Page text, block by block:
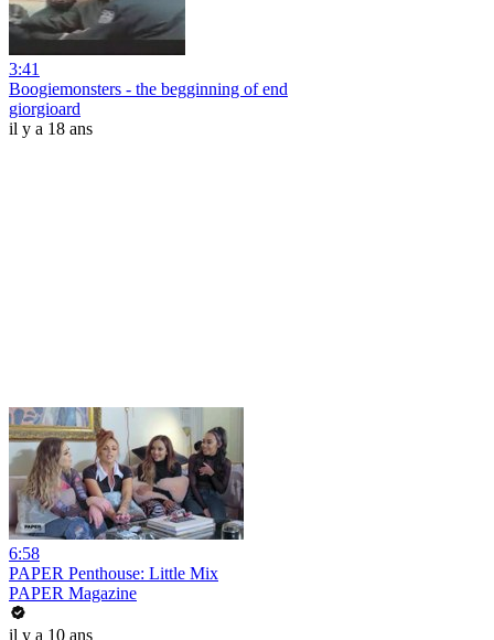
3:41
Boogiemonsters - the begginning of end
giorgioard
il y a 18 ans
6:58
PAPER Penthouse: Little Mix
PAPER Magazine
il y a 10 ans